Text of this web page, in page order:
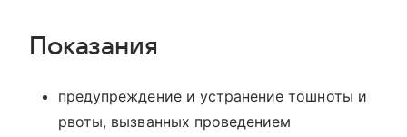
Показания
предупреждение и устранение тошноты и
рвоты, вызванных проведением